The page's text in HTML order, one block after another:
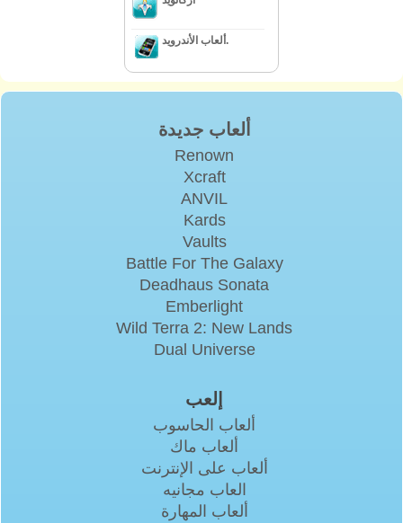
ألعاب الأندرويد.
ألعاب جديدة
Renown
Xcraft
ANVIL
Kards
Vaults
Battle For The Galaxy
Deadhaus Sonata
Emberlight
Wild Terra 2: New Lands
Dual Universe
إلعب
ألعاب الحاسوب
ألعاب ماك
ألعاب على الإنترنت
العاب مجانيه
ألعاب المهارة